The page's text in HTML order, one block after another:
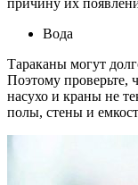
Вода
Тараканы могут
Поэтому проверьте,
насухо и краны не
полы, стены и